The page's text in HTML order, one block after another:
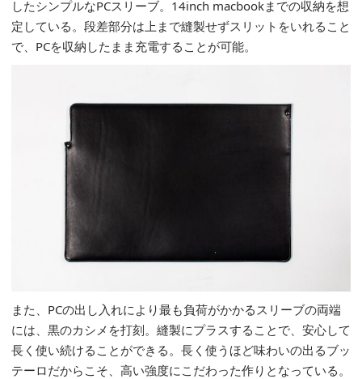
したシンプルなPCスリーブ。14inch macbookまでの収納を想
定している。段差部分は上まで縫製せずスリットをいれること
で、PCを収納したまま充電することが可能。
また、PCの出し入れにより最も負荷がかかるスリーブの両端
には、黒のカシメを打刻。縫製にプラスすることで、安心して
長く使い続けることができる。長く使うほど味わいの出るブッ
テーロだからこそ、高い強度にこだわった作りとなっている。